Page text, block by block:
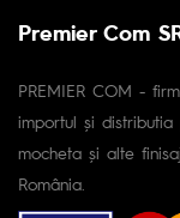
Premier Com
PREMIER COM -
importul și
mocheta și alte
România.